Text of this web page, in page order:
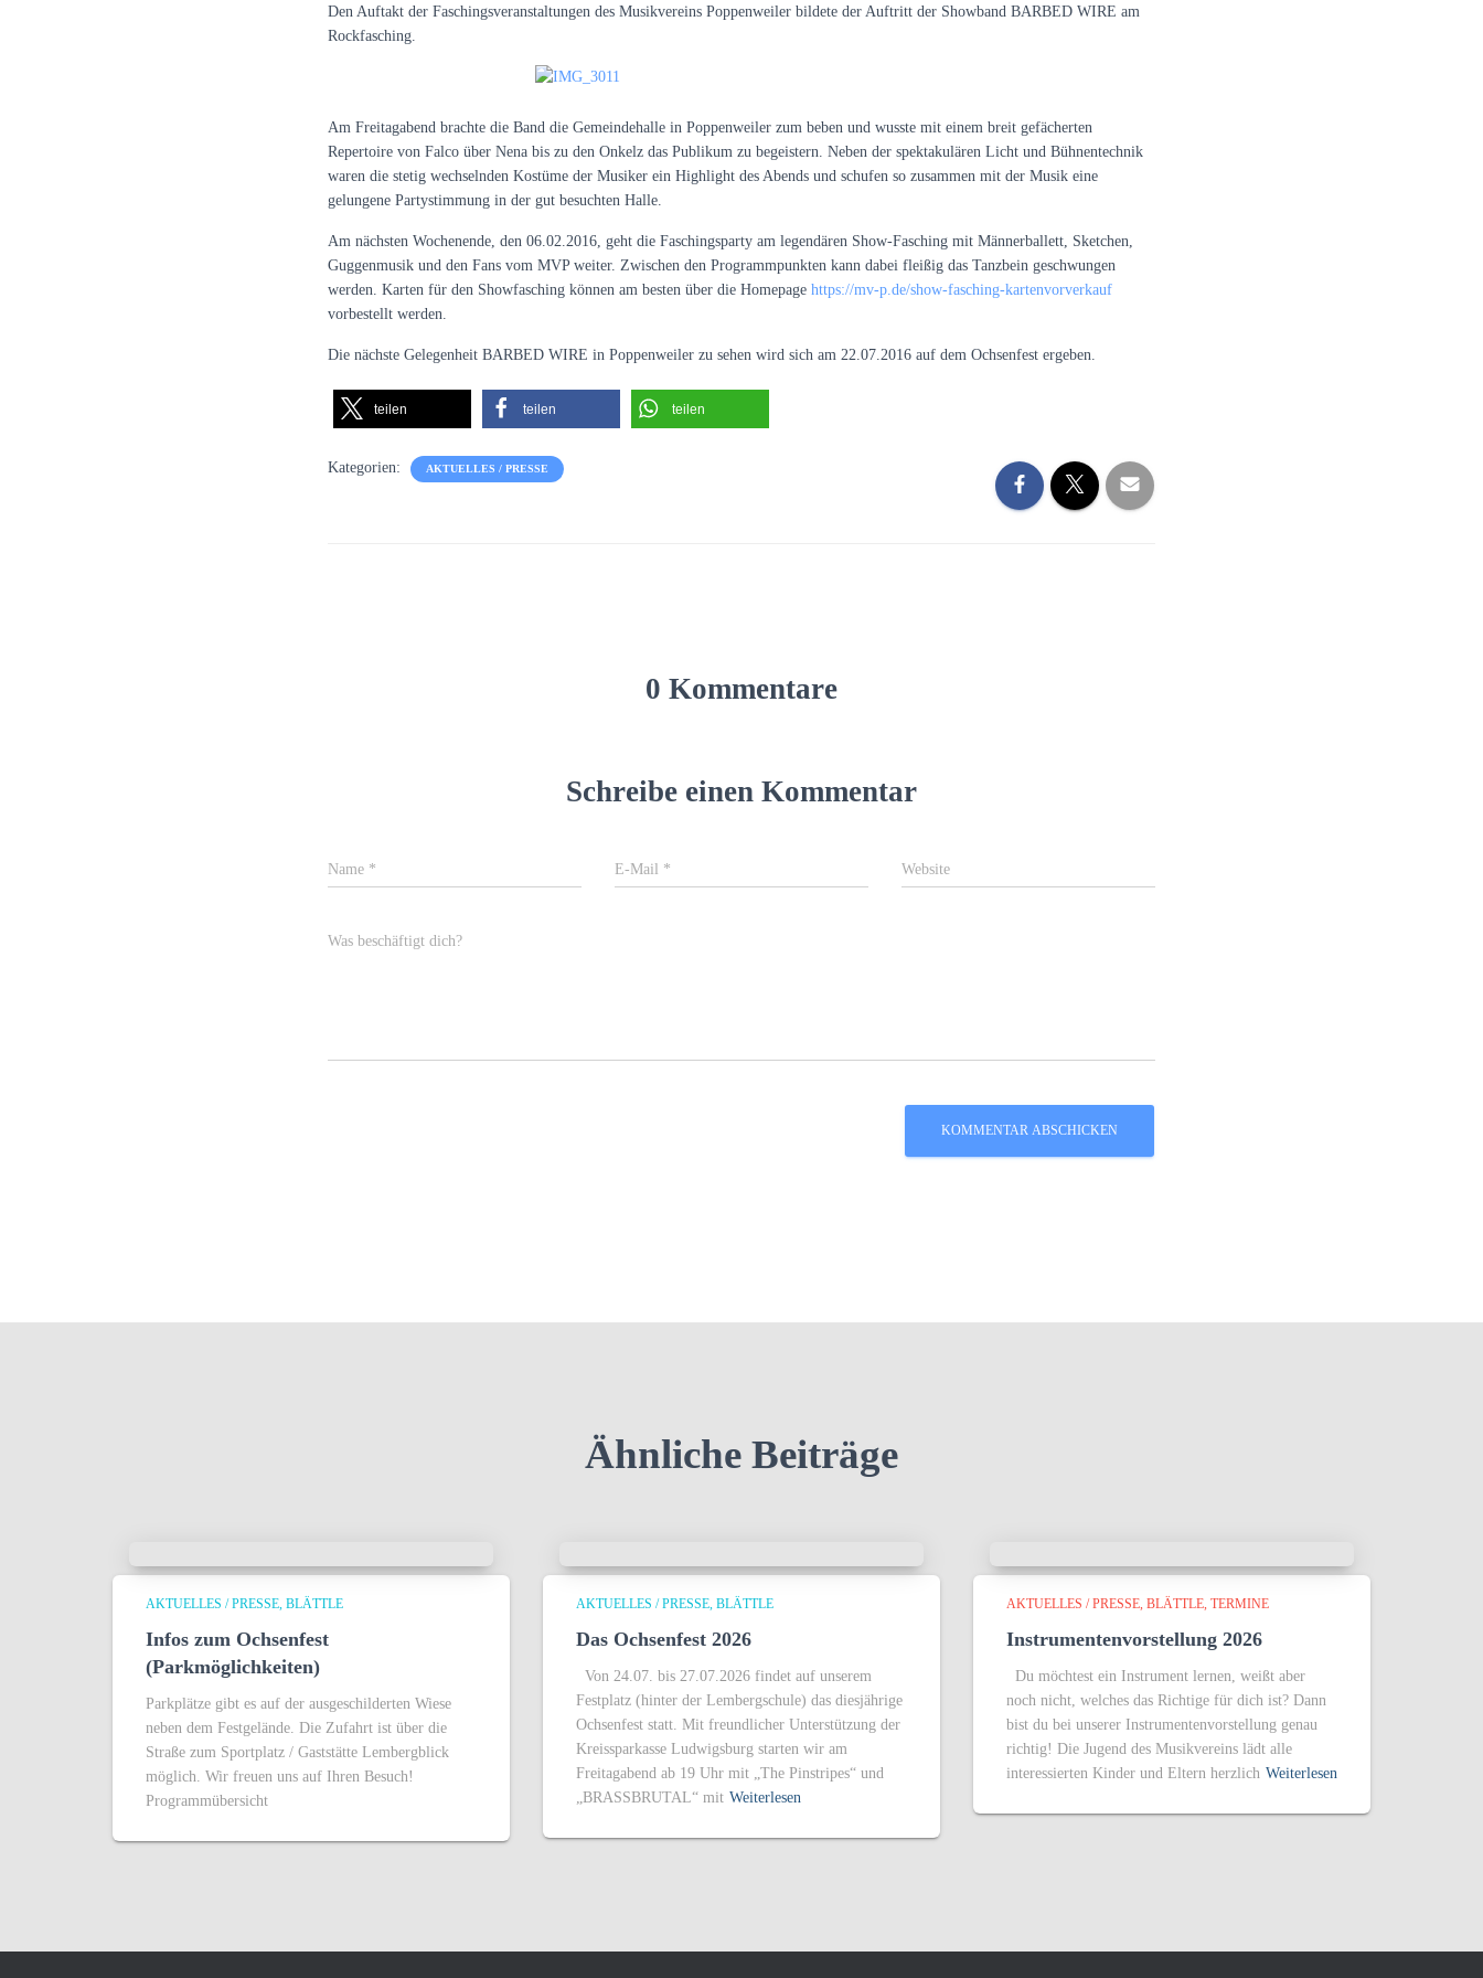
Den Auftakt der Faschingsveranstaltungen des Musikvereins Poppenweiler bildete der Auftritt der Showband BARBED WIRE am
Rockfasching.
Am Freitagabend brachte die Band die Gemeindehalle in Poppenweiler zum beben und wusste mit einem breit gefächerten
Repertoire von Falco über Nena bis zu den Onkelz das Publikum zu begeistern. Neben der spektakulären Licht und Bühnentechnik
waren die stetig wechselnden Kostüme der Musiker ein Highlight des Abends und schufen so zusammen mit der Musik eine
gelungene Partystimmung in der gut besuchten Halle.
Am nächsten Wochenende, den 06.02.2016, geht die Faschingsparty am legendären Show-Fasching mit Männerballett, Sketchen,
Guggenmusik und den Fans vom MVP weiter. Zwischen den Programmpunkten kann dabei fleißig das Tanzbein geschwungen
werden. Karten für den Showfasching können am besten über die Homepage https://mv-p.de/show-fasching-kartenvorverkauf
vorbestellt werden.
Die nächste Gelegenheit BARBED WIRE in Poppenweiler zu sehen wird sich am 22.07.2016 auf dem Ochsenfest ergeben.
teilen teilen teilen
Kategorien: AKTUELLES / PRESSE
0 Kommentare
Schreibe einen Kommentar
Name * E-Mail * Website
Was beschäftigt dich?
Ähnliche Beiträge
AKTUELLES / PRESSE BLÄTTLE
Infos zum Ochsenfest
(Parkmöglichkeiten)
Parkplätze gibt es auf der ausgeschilderten Wiese
neben dem Festgelände. Die Zufahrt ist über die
Straße zum Sportplatz / Gaststätte Lembergblick
möglich. Wir freuen uns auf Ihren Besuch!
Programmübersicht
AKTUELLES / PRESSE BLÄTTLE
Das Ochsenfest 2026
Von 24.07. bis 27.07.2026 findet auf unserem
Festplatz (hinter der Lembergschule) das diesjährige
Ochsenfest statt. Mit freundlicher Unterstützung der
Kreissparkasse Ludwigsburg starten wir am
Freitagabend ab 19 Uhr mit „The Pinstripes“ und
„BRASSBRUTAL“ mit Weiterlesen
AKTUELLES / PRESSE BLÄTTLE TERMINE
Instrumentenvorstellung 2026
Du möchtest ein Instrument lernen, weißt aber
noch nicht, welches das Richtige für dich ist? Dann
bist du bei unserer Instrumentenvorstellung genau
richtig! Die Jugend des Musikvereins lädt alle
interessierten Kinder und Eltern herzlich Weiterlesen